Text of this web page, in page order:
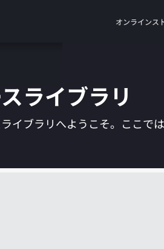
オンラインス
ライブラリ
イブラリへようこそ。ここで